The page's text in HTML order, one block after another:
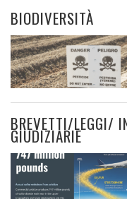
BIODIVERSITÀ
BREVETTI/LEGGI/
GIUDIZIARIE